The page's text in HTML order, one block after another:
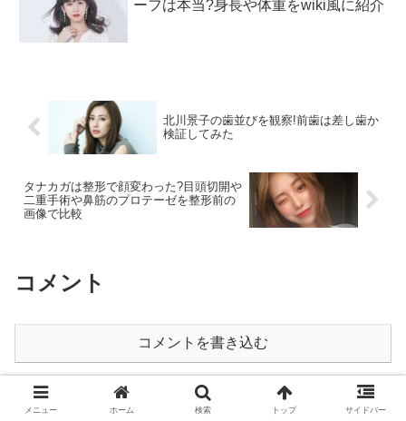
ーフは本当?身長や体重をwiki風に紹介
北川景子の歯並びを観察!前歯は差し歯か
検証してみた
タナカガは整形で顔変わった?目頭切開や
二重手術や鼻筋のプロテーゼを整形前の
画像で比較
コメント
コメントを書き込む
ホーム 芸能人の闇
メニュー ホーム 検索 トップ サイドバー